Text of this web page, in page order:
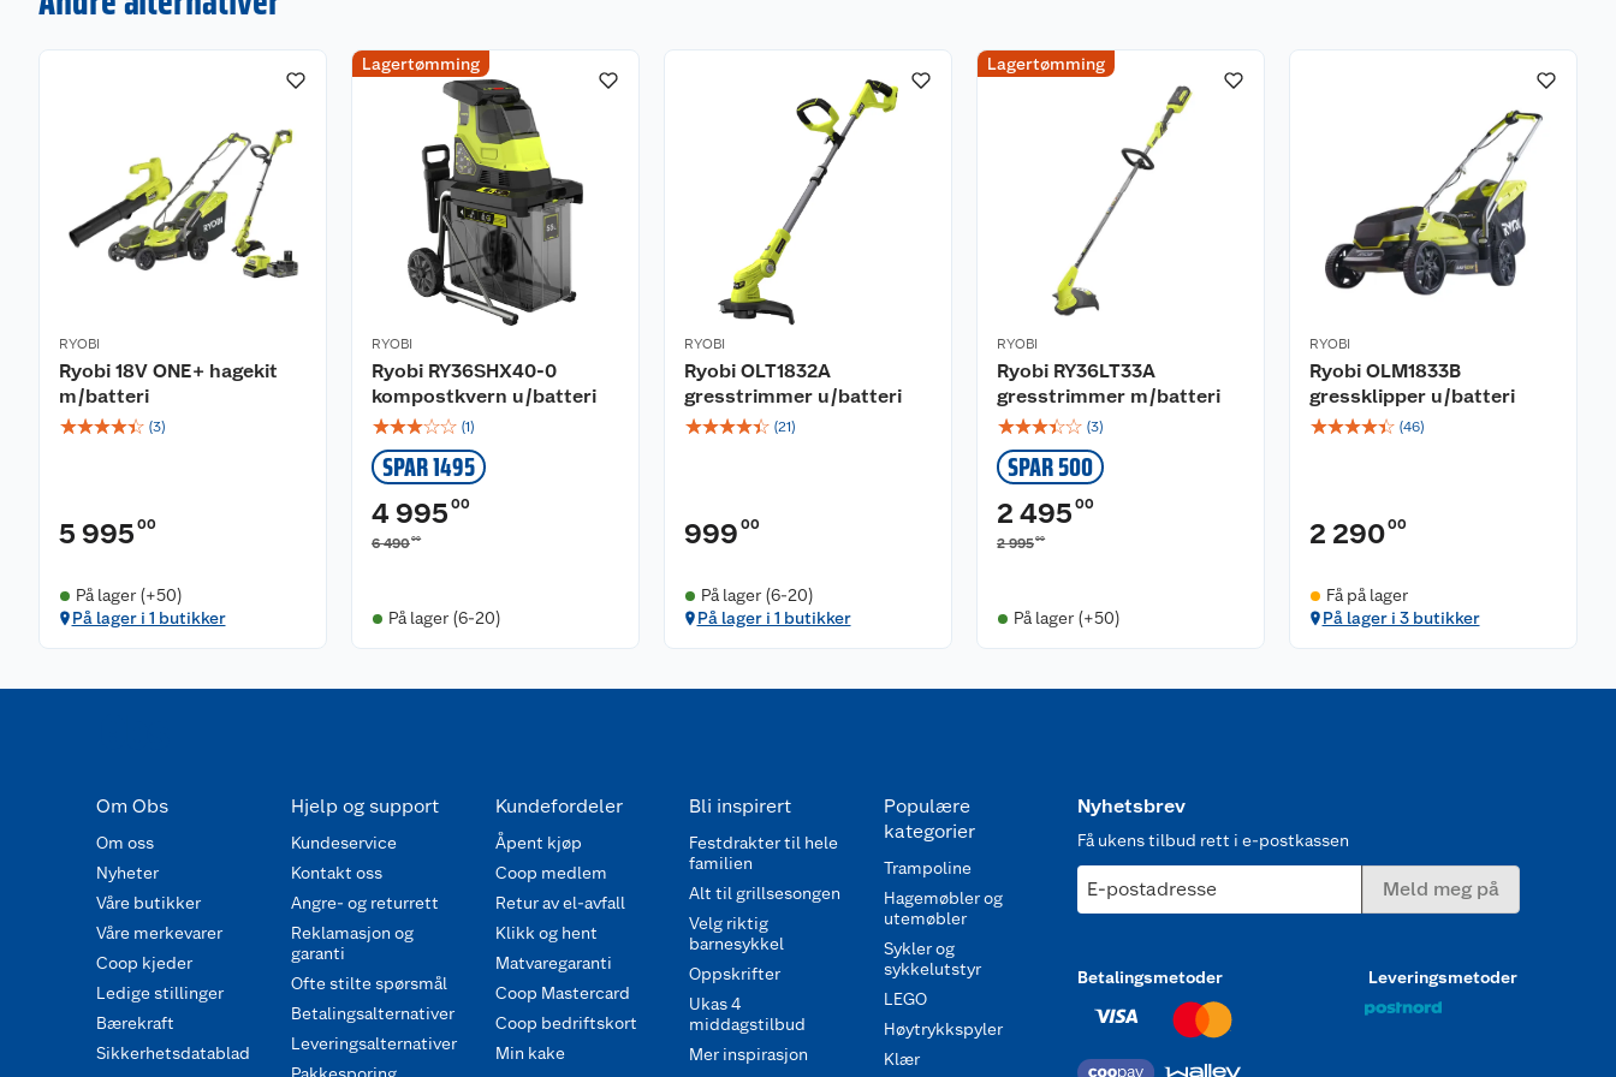
RYOBI
Ryobi 18V ONE+ hagekit
m/batteri
☆☆☆☆☆ (3)
5 995 00
På lager (+50)
På lager i 1 butikker
Lagertømming
RYOBI
Ryobi RY36SHX40-0
kompostkvern u/batteri
☆☆☆☆☆ (1)
SPAR 1495
4 995 00
6 49000
På lager (6-20)
RYOBI
Ryobi OLT1832A
gresstrimmer u/batteri
☆☆☆☆☆ (21)
999 00
På lager (6-20)
På lager i 1 butikker
Lagertømming
RYOBI
Ryobi RY36LT33A
gresstrimmer m/batteri
☆☆☆☆☆ (3)
SPAR 500
2 495 00
2 99500
På lager (+50)
RYOBI
Ryobi OLM1833B
gressklipper u/batteri
☆☆☆☆☆ (46)
2 29000
Få på lager
På lager i 3 butikker
Om Obs
Om oss
Nyheter
Våre butikker
Våre merkevarer
Coop kjeder
Ledige stillinger
Bærekraft
Sikkerhetsdatablad
Hjelp og support
Kundeservice
Kontakt oss
Angre- og returrett
Reklamasjon og
garanti
Ofte stilte spørsmål
Betalingsalternativer
Leveringsalternativer
Kundefordeler
Åpent kjøp
Coop medlem
Retur av el-avfall
Klikk og hent
Matvaregaranti
Coop Mastercard
Coop bedriftskort
Min kake
Bli inspirert
Festdrakter til hele
familien
Alt til grillsesongen
Velg riktig
barnesykkel
Oppskrifter
Ukas 4
middagstilbud
Mer inspirasjon
Populære
kategorier
Trampoline
Hagemøbler og
utemøbler
Sykler og
sykkelutstyr
LEGO
Høytrykkspyler
Klær
Nyhetsbrev
Få ukens tilbud rett i e-postkassen
E-postadresse Meld meg på
Betalingsmetoder Leveringsmetoder